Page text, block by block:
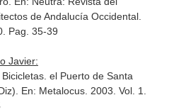
de Andalucía Occidental.
Pag. 35-39
Javier:
el Puerto de Santa
En: Metalocus. 2003. Vol. 1.